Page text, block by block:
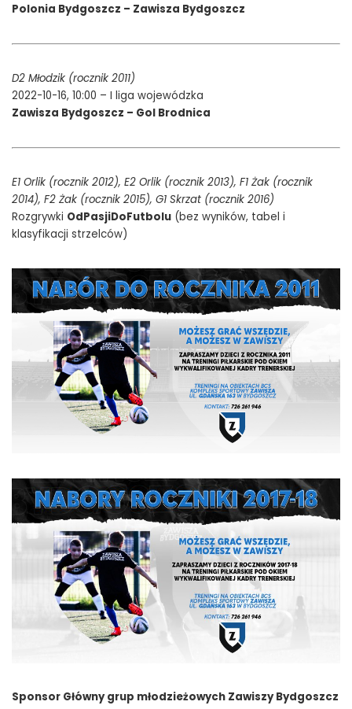
Polonia Bydgoszcz – Zawisza Bydgoszcz
D2 Młodzik (rocznik 2011)
2022-10-16, 10:00 – I liga wojewódzka
Zawisza Bydgoszcz – Gol Brodnica
E1 Orlik (rocznik 2012), E2 Orlik (rocznik 2013), F1 Żak (rocznik
2014), F2 Żak (rocznik 2015), G1 Skrzat (rocznik 2016)
Rozgrywki OdPasjiDoFutbolu (bez wyników, tabel i
klasyfikacji strzelców)
Sponsor Główny grup młodzieżowych Zawiszy Bydgoszcz